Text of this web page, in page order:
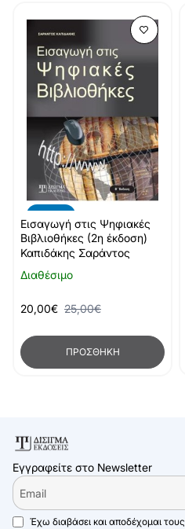
Διαθέσιμο
Εισαγωγή στις Ψηφιακές
Βιβλιοθήκες (2η έκδοση)
Καπιδάκης Σαράντος
20,00€ 25,00€
ΠΡΟΣΘΉΚΗ
Εγγραφείτε στο Newsletter
Email
Έχω διαβάσει και αποδέχομαι τους